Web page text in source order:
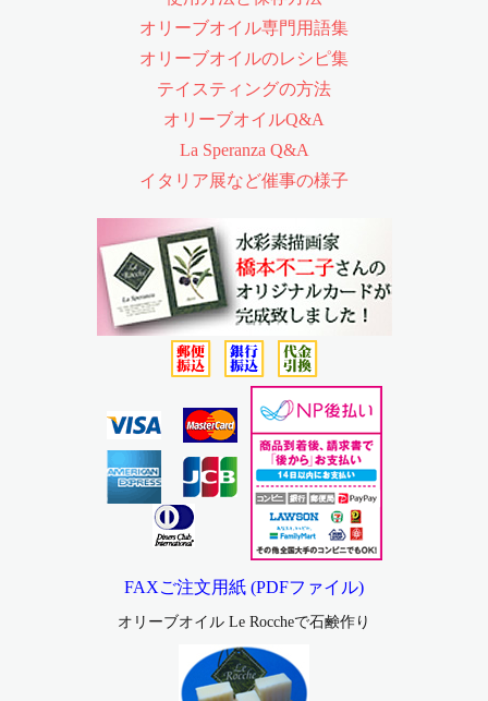
オリーブオイル専門用語集
オリーブオイルのレシピ集
テイスティングの方法
オリーブオイルQ&A
La Speranza Q&A
イタリア展など催事の様子
FAXご注文用紙 (PDFファイル)
オリーブオイル Le Roccheで石鹸作り